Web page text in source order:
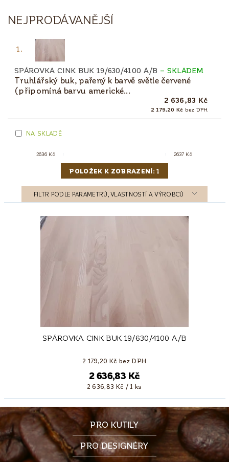
NEJPRODÁVANĚJŠÍ
1.
SPÁROVKA CINK BUK 19/630/4100 A/B – SKLADEM
Truhlářský buk, pařený k barvě světle červené
(připomíná barvu americké...
2 636,83 Kč
2 179,20 Kč bez DPH
NA SKLADĚ
2636 Kč 2637 Kč
POLOŽEK K ZOBRAZENÍ:1
FILTR PODLE PARAMETRŮ, VLASTNOSTÍ A VÝROBCŮ
SPÁROVKA CINK BUK 19/630/4100 A/B
2 179,20 Kč bez DPH
2 636,83 Kč
2 636,83 Kč / 1 ks
PRO KUTILY
PRO DESIGNÉRY